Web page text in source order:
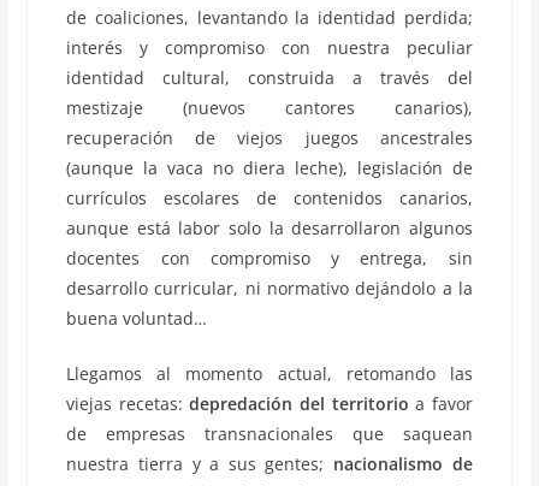
de coaliciones, levantando la identidad perdida;
interés y compromiso con nuestra peculiar
identidad cultural, construida a través del
mestizaje (nuevos cantores canarios),
recuperación de viejos juegos ancestrales
(aunque la vaca no diera leche), legislación de
currículos escolares de contenidos canarios,
aunque está labor solo la desarrollaron algunos
docentes con compromiso y entrega, sin
desarrollo curricular, ni normativo dejándolo a la
buena voluntad…
Llegamos al momento actual, retomando las
viejas recetas:depredación del territorio a favor
de empresas transnacionales que saquean
nuestra tierra y a sus gentes; nacionalismo de